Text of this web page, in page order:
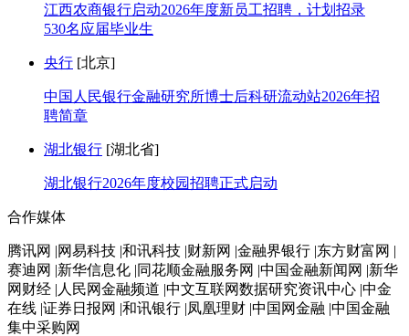
江西农商银行启动2026年度新员工招聘，计划招录
530名应届毕业生
央行 [北京]
中国人民银行金融研究所博士后科研流动站2026年招
聘简章
湖北银行 [湖北省]
湖北银行2026年度校园招聘正式启动
合作媒体
腾讯网 |网易科技 |和讯科技 |财新网 |金融界银行 |东方财富网 |
赛迪网 |新华信息化 |同花顺金融服务网 |中国金融新闻网 |新华
网财经 |人民网金融频道 |中文互联网数据研究资讯中心 |中金
在线 |证券日报网 |和讯银行 |凤凰理财 |中国网金融 |中国金融
集中采购网